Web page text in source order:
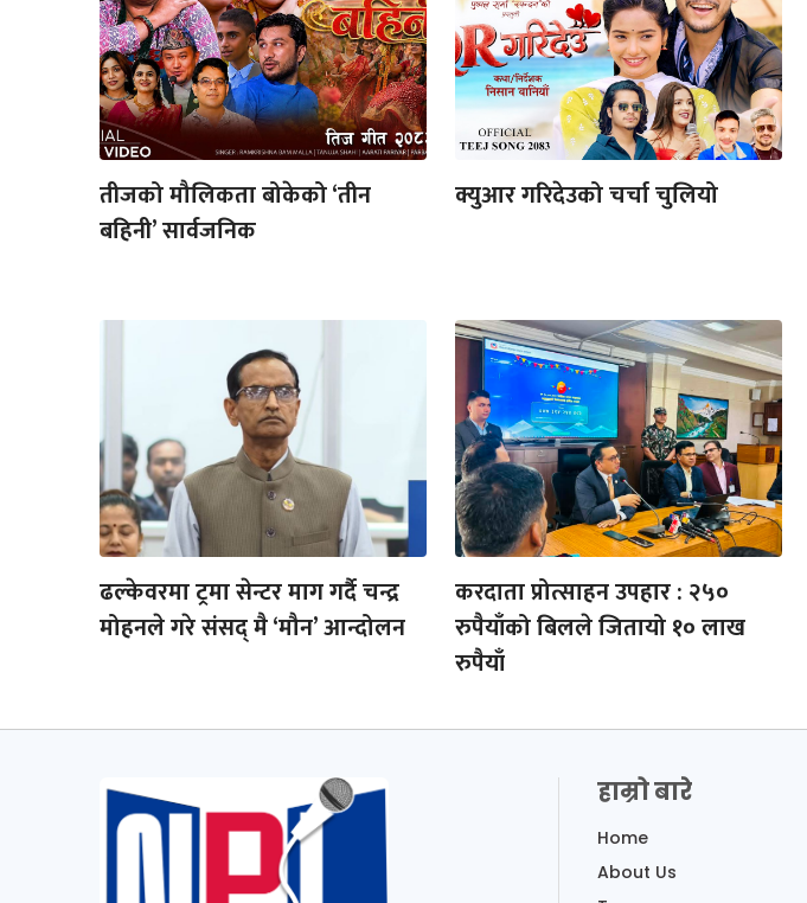
तीजको मौलिकता बोकेको ‘तीन
बहिनी’ सार्वजनिक
क्युआर गरिदेउको चर्चा चुलियो
ढल्केवरमा ट्रमा सेन्टर माग गर्दै चन्द्र
मोहनले गरे संसद् मै ‘मौन’ आन्दोलन
करदाता प्रोत्साहन उपहार : २५०
रुपैयाँको बिलले जितायो १० लाख
रुपैयाँ
हाम्रो बारे
Home
About Us